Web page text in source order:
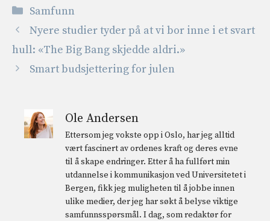
Kategorier
Samfunn
Nyere studier tyder på at vi bor inne i et svart
hull: «The Big Bang skjedde aldri.»
Smart budsjettering for julen
Ole Andersen
Ettersom jeg vokste opp i Oslo, har jeg alltid
vært fascinert av ordenes kraft og deres evne
til å skape endringer. Etter å ha fullført min
utdannelse i kommunikasjon ved Universitetet i
Bergen, fikk jeg muligheten til å jobbe innen
ulike medier, der jeg har søkt å belyse viktige
samfunnsspørsmål. I dag, som redaktør for